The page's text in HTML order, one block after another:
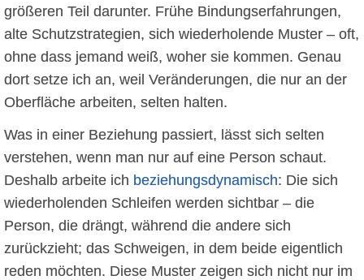
größeren Teil darunter. Frühe Bindungserfahrungen,
alte Schutzstrategien, sich wiederholende Muster – oft,
ohne dass jemand weiß, woher sie kommen. Genau
dort setze ich an, weil Veränderungen, die nur an der
Oberfläche arbeiten, selten halten.
Was in einer Beziehung passiert, lässt sich selten
verstehen, wenn man nur auf eine Person schaut.
Deshalb arbeite ich beziehungsdynamisch: Die sich
wiederholenden Schleifen werden sichtbar – die
Person, die drängt, während die andere sich
zurückzieht; das Schweigen, in dem beide eigentlich
reden möchten. Diese Muster zeigen sich nicht nur im